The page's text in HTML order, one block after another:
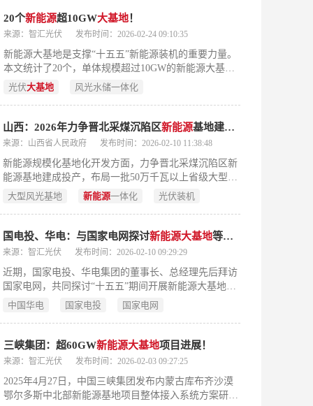
展、标准合规、可融资性评估及海外项目实践展开研
讨，凸显思格以技术可信度与系统整合力推动大型光储
面绿色转型中展现新作为。
20个新能源超10GW大基地！
来源：智汇光伏 发布时间：2026-02-24 09:10:35
新能源大基地是支撑“十五五”新能源装机的重要力量。
本文统计了20个，单体规模超过10GW的新能源大基地
项目，包括：内蒙古7个、宁夏1个、甘肃4个、青海2
光伏大基地 风光水储一体化
山西：2026年力争晋北采煤沉陷区新能源基地建成投产 布局一批500MW以上省级
来源：山西省人民政府 发布时间：2026-02-10 11:38:48
新能源规模化基地化开发方面，力争晋北采煤沉陷区新
能源基地建成投产，布局一批50万千瓦以上省级大型风
光基地，探索新能源一体化、融合化发展路径，安排风
品1220种。陶寺国家考古遗址公园正式挂牌，山西博物
院位列国家一级博物馆运行评估第一名。
大型风光基地 新能源一体化 光伏装机
国电投、华电：与国家电网探讨新能源大基地等合作！
来源：智汇光伏 发布时间：2026-02-10 09:29:29
近期，国家电投、华电集团的董事长、总经理先后拜访
国家电网，共同探讨“十五五”期间开展新能源大基地等
方面的合作!国家电投集团与国家电网公司互为重要战
等领域合作紧密、成效显著。
中国华电 国家电投 国家电网
三峡集团：超60GW新能源大基地项目进展！
来源：智汇光伏 发布时间：2026-02-03 09:27:25
2025年4月27日，中国三峡集团发布内蒙古库布齐沙漠
鄂尔多斯中北部新能源基地项目整体接入系统方案研究